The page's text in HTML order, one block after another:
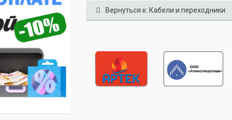
Вернуться к: Кабели и переходники